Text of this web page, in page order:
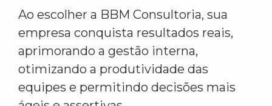
Ao escolher a BBM Consultoria, sua
empresa conquista resultados reais,
aprimorando a gestão interna,
otimizando a produtividade das
equipes e permitindo decisões mais